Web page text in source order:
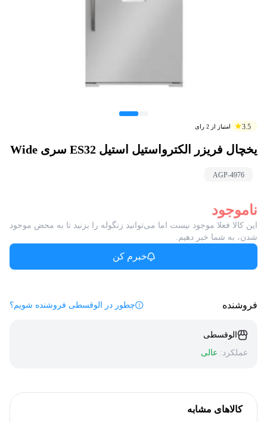
3.5 امتیاز از 2 رای
یخچال فریزر الکترواستیل استیل ES32 سری Wide
AGP-4976
ناموجود
این کالا فعلا موجود نیست اما می‌توانید زنگوله را بزنید تا به محض موجود
شدن، به شما خبر دهیم.
خبرم کن
فروشنده چطور در الوقسطی فروشنده شویم؟
الوقسطی
عملکرد: عالی
کالاهای مشابه